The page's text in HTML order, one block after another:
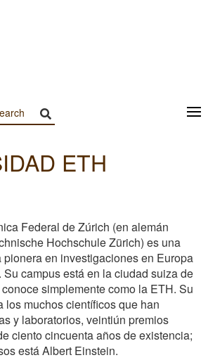
ETH
Federal de Zúrich (en alemán
Hochschule Zürich) es una
en investigaciones en Europa
campus está en la ciudad suiza de
simplemente como la ETH. Su
los muchos científicos que han
y laboratorios, veintiún premios
ciento cincuenta años de existencia;
está Albert Einstein.